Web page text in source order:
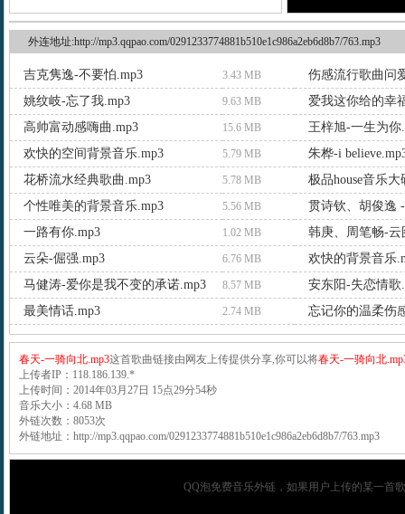
外连地址:http://mp3.qqpao.com/0291233774881b510e1c986a2eb6d8b7/763.mp3
吉克隽逸-不要怕.mp3 3.43 MB
伤感流行歌曲问
姚纹岐-忘了我.mp3
9.63 MB
爱我这你给的幸
高帅富动感嗨曲.mp3
15.6 MB
王梓旭-一生为你
欢快的空间背景音乐.mp3
5.79 MB
朱桦-i
花桥流水经典歌曲.mp3
5.78 MB
极品house音乐大
个性唯美的背景音乐.mp3
5.56 MB
一路有你.mp3 1.02 MB
韩庚、周笔畅-云
云朵-倔强.mp3
6.76 MB
欢快的背景音乐
马健涛-爱你是我不变的承诺.mp3
8.57 MB
安东阳-失恋情歌
最美情话.mp3
2.74 MB 忘记你的温柔伤
春天-一骑向北.mp3这首歌曲链接由网友上传提供分享,你可以将春天-一骑向北
上传者IP：118.186.139.*
上传时间：2014年03月27日 15点29分54秒
音乐大小：4.68 MB
外链次数：8053次
外链地址：http://mp3.qqpao.com/0291233774881b510e1c986a2eb6d8b7/763.mp3
QQ泡免费音乐外链，如果用户上传的某一首